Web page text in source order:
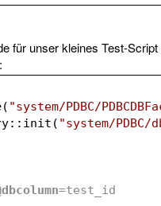
für unser kleines Test-
( "system/PDBC/
"system/PDBC/
=test_id